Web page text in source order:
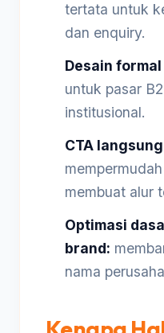
tertata untuk
dan enquiry.
Desain
untuk pasar
institusional.
CTA
membuat alur
Optimasi
brand:
nama